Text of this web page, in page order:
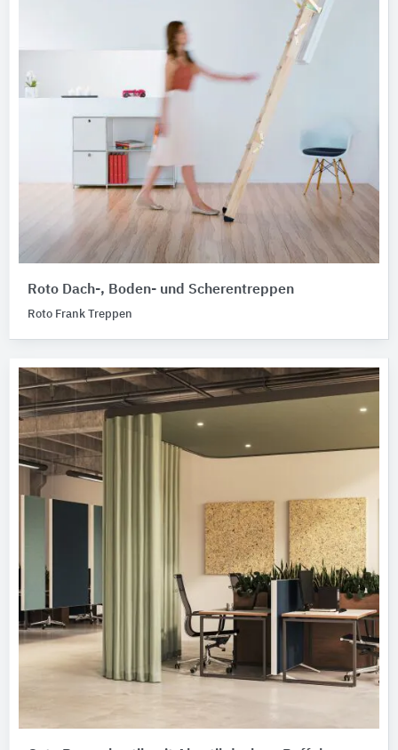
Roto Dach-, Boden- und Scherentreppen
Roto Frank Treppen